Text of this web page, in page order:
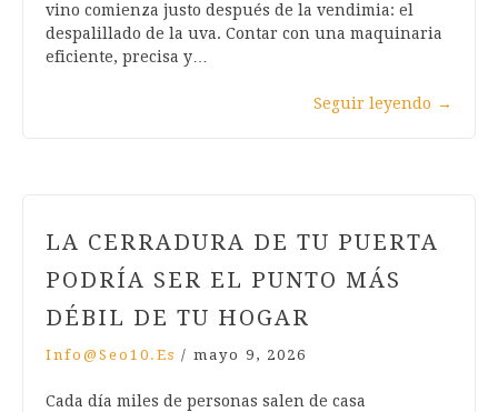
vino comienza justo después de la vendimia: el
despalillado de la uva. Contar con una maquinaria
eficiente, precisa y…
Seguir leyendo →
LA CERRADURA DE TU PUERTA
PODRÍA SER EL PUNTO MÁS
DÉBIL DE TU HOGAR
Info@seo10.es / mayo 9, 2026
Cada día miles de personas salen de casa